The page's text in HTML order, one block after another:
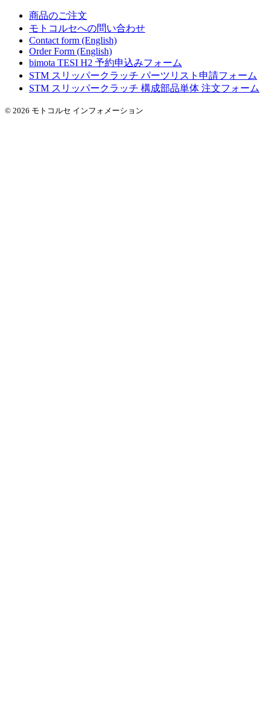
商品のご注文
モトコルセへの問い合わせ
Contact form (English)
Order Form (English)
bimota TESI H2 予約申込みフォーム
STM スリッパークラッチ パーツリスト申請フォーム
STM スリッパークラッチ 構成部品単体 注文フォーム
© 2026 モトコルセ インフォメーション